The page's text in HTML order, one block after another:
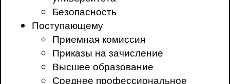
Безопасность
Поступающему
Приемная комиссия
Приказы на зачисление
Высшее образование
Среднее профессиональное